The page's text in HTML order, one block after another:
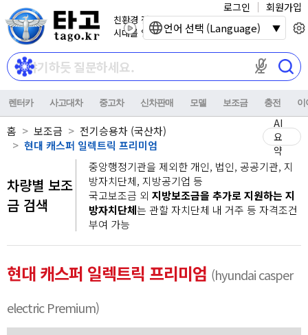
친환경 전기자동차
시대를 열어갑니다.
마이크 권한이
로그인 회원가입
렌터카 사고대차 중고차 신차판매 모델 보조금 충전 이
홈 보조금
전기승용차 (국산차)
현대 캐스퍼 일렉트릭 프리미엄
AI
요
약
차량별 보조
금 검색
중앙행정기관을 제외한 개인, 법인, 공공기관, 지
방자치단체, 지방공기업 등
국고보조금 외 지방보조금을 추가로 지원하는 지
방자치단체는 관할 자치단체 내 거주 등 자격조건
부여 가능
현대 캐스퍼 일렉트릭 프리미엄 (hyundai casper
electric Premium)
언어 선택 (Language)